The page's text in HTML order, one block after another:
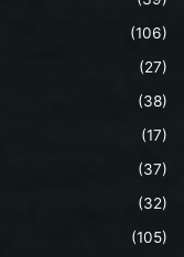
(106)
(27)
(38)
(17)
(37)
(32)
(105)